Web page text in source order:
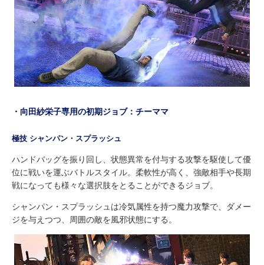
・向田紗栄子専用の初期ジョブ：チーママ
極技 シャンパン・スプラッシュ
ハンドバッグを振り回し、状態異常を付与する攻撃を駆使して優
位に戦いを運ぶバトルスタイル。柔軟性が高く、強敵相手や長期
戦になっても様々な選択肢をとることができるジョブ。
シャンパン・スプラッシュは冷気属性を持つ魔力攻撃で、ダメー
ジを与えつつ、周囲の敵を風邪状態にする。